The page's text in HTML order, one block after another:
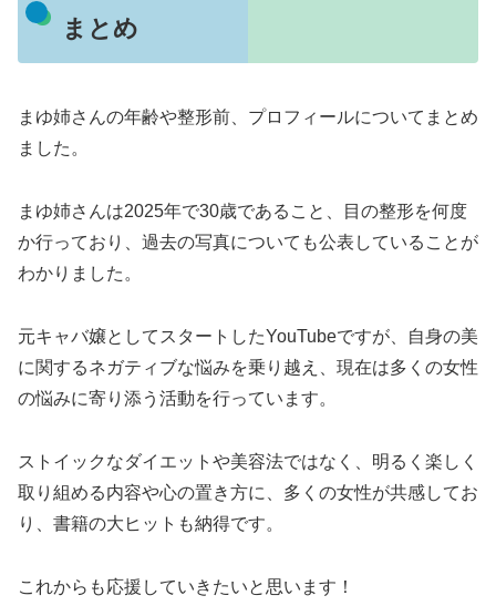
まとめ
まゆ姉さんの年齢や整形前、プロフィールについてまとめ
ました。
まゆ姉さんは2025年で30歳であること、目の整形を何度
か行っており、過去の写真についても公表していることが
わかりました。
元キャバ嬢としてスタートしたYouTubeですが、自身の美
に関するネガティブな悩みを乗り越え、現在は多くの女性
の悩みに寄り添う活動を行っています。
ストイックなダイエットや美容法ではなく、明るく楽しく
取り組める内容や心の置き方に、多くの女性が共感してお
り、書籍の大ヒットも納得です。
これからも応援していきたいと思います！